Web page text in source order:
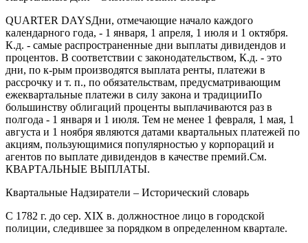
QUARTER DAYSДни, отмечающие начало каждого
календарного года, - 1 января, 1 апреля, 1 июля и 1 октября.
К.д. - самые распространенные дни выплаты дивидендов и
процентов. В соответствии с законодательством, К.д. - это
дни, по к-рым производятся выплата ренты, платежи в
рассрочку и т. п., по обязательствам, предусматривающим
ежеквартальные платежи в силу закона и традицииПо
большинству облигаций проценты выплачиваются раз в
полгода - 1 января и 1 июля. Тем не менее 1 февраля, 1 мая, 1
августа и 1 ноября являются датами квартальных платежей по
акциям, пользующимися популярностью у корпораций и
агентов по выплате дивидендов в качестве премий.См.
КВАРТАЛЬНЫЕ ВЫПЛАТЫ.
Квартальные Надзиратели – Исторический словарь
С 1782 г. до сер. XIX в. должностное лицо в городской
полиции, следившее за порядком в определенном квартале.